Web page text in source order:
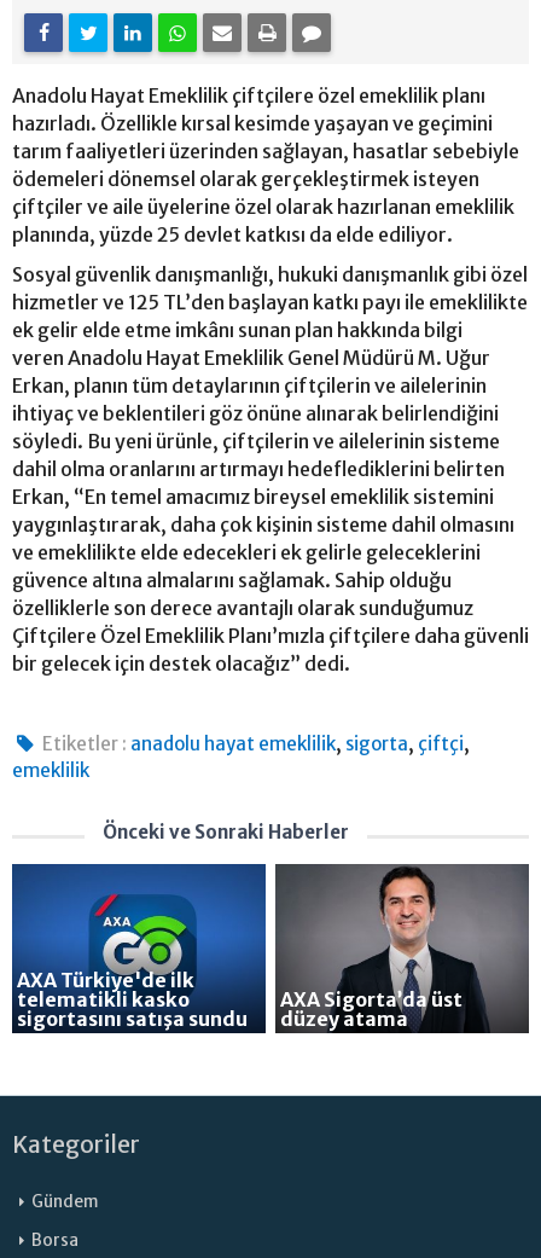
Anadolu Hayat Emeklilik çiftçilere özel emeklilik planı
hazırladı. Özellikle kırsal kesimde yaşayan ve geçimini
tarım faaliyetleri üzerinden sağlayan, hasatlar sebebiyle
ödemeleri dönemsel olarak gerçekleştirmek isteyen
çiftçiler ve aile üyelerine özel olarak hazırlanan emeklilik
planında, yüzde 25 devlet katkısı da elde ediliyor.
Sosyal güvenlik danışmanlığı, hukuki danışmanlık gibi özel
hizmetler ve 125 TL’den başlayan katkı payı ile emeklilikte
ek gelir elde etme imkânı sunan plan hakkında bilgi
veren Anadolu Hayat Emeklilik Genel Müdürü M. Uğur
Erkan, planın tüm detaylarının çiftçilerin ve ailelerinin
ihtiyaç ve beklentileri göz önüne alınarak belirlendiğini
söyledi. Bu yeni ürünle, çiftçilerin ve ailelerinin sisteme
dahil olma oranlarını artırmayı hedeflediklerini belirten
Erkan, “En temel amacımız bireysel emeklilik sistemini
yaygınlaştırarak, daha çok kişinin sisteme dahil olmasını
ve emeklilikte elde edecekleri ek gelirle geleceklerini
güvence altına almalarını sağlamak. Sahip olduğu
özelliklerle son derece avantajlı olarak sunduğumuz
Çiftçilere Özel Emeklilik Planı’mızla çiftçilere daha güvenli
bir gelecek için destek olacağız” dedi.
Etiketler : anadolu hayat emeklilik, sigorta, çiftçi,
emeklilik
Önceki ve Sonraki Haberler
AXA Türkiye'de ilk
telematikli kasko
sigortasını satışa sundu
AXA Sigorta’da üst
düzey atama
Kategoriler
Gündem
Borsa